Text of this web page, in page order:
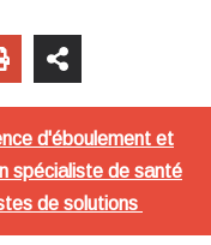
d'éboulement et
spécialiste de santé
de solutions